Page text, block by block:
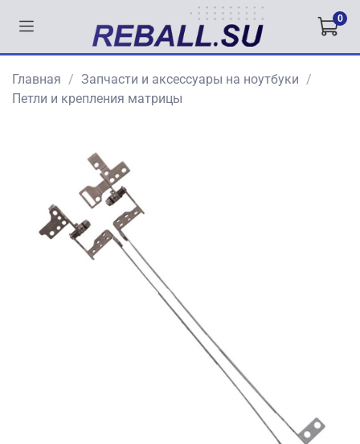
0
Главная
Запчасти и аксессуары на ноутбуки
Петли и крепления матрицы